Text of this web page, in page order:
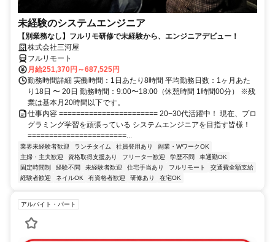
未経験のシステムエンジニア
【別業務なし】フルリモ研修で未経験から、エンジニアデビュー！
株式会社三河屋
フルリモート
月給251,370円～687,525円
勤務時間詳細 実働時間：1日あたり8時間 平均勤務日数：1ヶ月あた
り18日 〜 20日 勤務時間：9:00〜18:00（休憩時間 1時間00分） ※残
業は基本月20時間以下です。
仕事内容 ======================= 20−30代活躍中！ 現在、プロ
グラミング学習を頑張っている システムエンジニアを目指す皆様！
=======================...
業界未経験者歓迎 ランチタイム 社員登用あり
副業・WワークOK
主婦・主夫歓迎
資格取得支援あり フリーター歓迎 学歴不問
車通勤OK
固定時間制
経験不問 未経験者歓迎 住宅手当あり フルリモート
交通費全額支給
経験者歓迎
ネイルOK 有資格者歓迎 研修あり 在宅OK
アルバイト・パート